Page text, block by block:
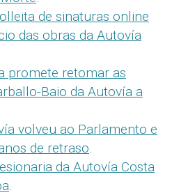
de sinaturas online
das obras da Autovía
promete retomar as
Baio da Autovía a
volveu ao Parlamento e
de retraso.
da Autovía Costa
.